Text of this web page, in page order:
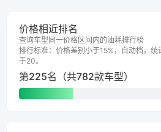
价格相近排名
查询车型同一价格区间内的油耗排行榜
排行标准：价格差别小于15%，自动档，统
于20。
第225名（共782款车型）